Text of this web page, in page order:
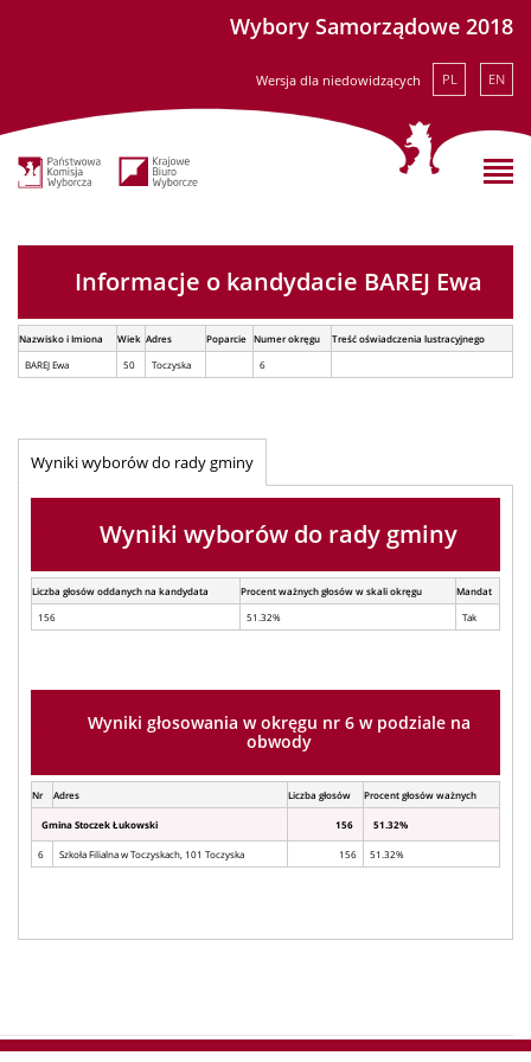
Wybory Samorządowe 2018
Wersja dla niedowidzących PL EN
Informacje o kandydacie BAREJ Ewa
Nazwisko i Imiona Wiek Adres Poparcie Numer okręgu
Treść oświadczenia lustracyjnego
BAREJ Ewa
50 Toczyska 6
Wyniki wyborów do rady gminy
Wyniki wyborów do rady gminy
Liczba głosów oddanych na kandydata Procent ważnych głosów w skali okręgu
Mandat
156
51.32% Tak
Wyniki głosowania w okręgu nr 6 w podziale na
obwody
Nr Adres Liczba głosów Procent głosów ważnych
Gmina Stoczek Łukowski 156 51.32%
6 Szkoła Filialna w Toczyskach, 101 Toczyska 156 51.32%